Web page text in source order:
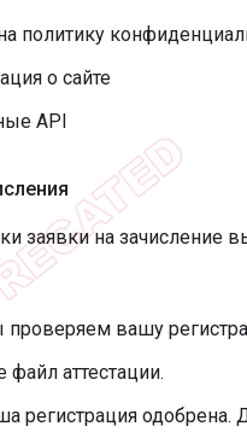
политику
о сайте
API
заявки на
вашу
файл аттестации.
регистрация